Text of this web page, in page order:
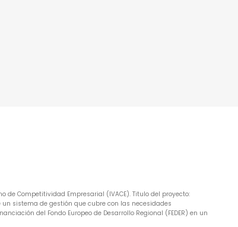
de Competitividad Empresarial (IVACE). Titulo del proyecto:
un sistema de gestión que cubre con las necesidades
del Fondo Europeo de Desarrollo Regional (FEDER) en un